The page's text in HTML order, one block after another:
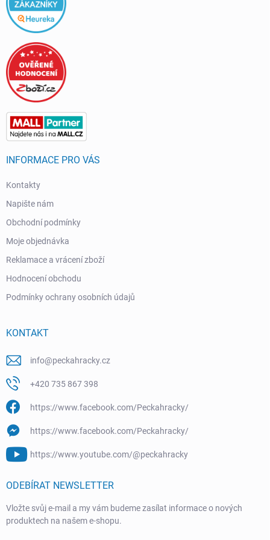
INFORMACE PRO VÁS
Kontakty
Napište nám
Obchodní podmínky
Moje objednávka
Reklamace a vrácení zboží
Hodnocení obchodu
Podmínky ochrany osobních údajů
KONTAKT
info@peckahracky.cz
+420 735 867 398
https://www.facebook.com/Peckahracky/
https://www.facebook.com/Peckahracky/
https://www.youtube.com/@peckahracky
ODEBÍRAT NEWSLETTER
Vložte svůj e-mail a my vám budeme zasílat informace o nových
produktech na našem e-shopu.